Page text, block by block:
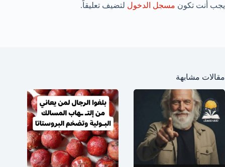
يجب أنت تكون مسجل الدخول لتضيف تعليقاً.
مقالات مشابهة